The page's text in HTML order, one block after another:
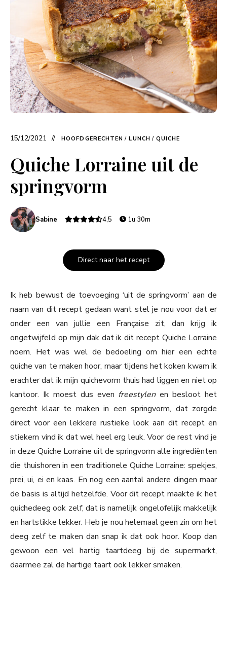
15/12/2021 HOOFDGERECHTEN / LUNCH / QUICHE
Quiche Lorraine uit de
springvorm
Sabine 4,5 1u 30m
Direct naar het recept
Ik heb bewust de toevoeging ‘uit de springvorm’ aan de
naam van dit recept gedaan want stel je nou voor dat er
onder een van jullie een Française zit, dan krijg ik
ongetwijfeld op mijn dak dat ik dit recept Quiche Lorraine
noem. Het was wel de bedoeling om hier een echte
quiche van te maken hoor, maar tijdens het koken kwam ik
erachter dat ik mijn quichevorm thuis had liggen en niet op
kantoor. Ik moest dus even freestylenen besloot het
gerecht klaar te maken in een springvorm, dat zorgde
direct voor een lekkere rustieke look aan dit recept en
stiekem vind ik dat wel heel erg leuk. Voor de rest vind je
in deze Quiche Lorraine uit de springvorm alle ingrediënten
die thuishoren in een traditionele Quiche Lorraine: spekjes,
prei, ui, ei en kaas. En nog een aantal andere dingen maar
de basis is altijd hetzelfde. Voor dit recept maakte ik het
quichedeeg ook zelf, dat is namelijk ongelofelijk makkelijk
en hartstikke lekker. Heb je nou helemaal geen zin om het
deeg zelf te maken dan snap ik dat ook hoor. Koop dan
gewoon een vel hartig taartdeeg bij de supermarkt,
daarmee zal de hartige taart ook lekker smaken.